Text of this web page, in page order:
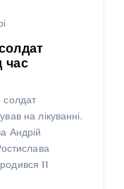
час
солдат
на лікуванні.
Андрій
11